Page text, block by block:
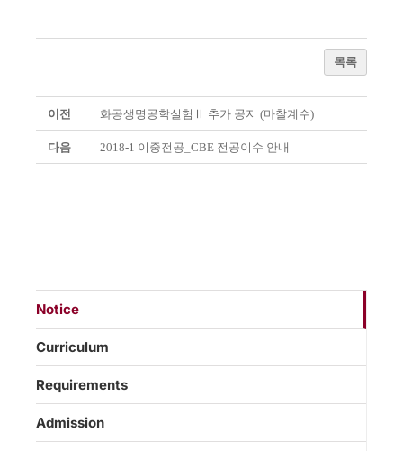
목록
이전 화공생명공학실험Ⅱ 추가 공지 (마찰계수)
다음 2018-1 이중전공_CBE 전공이수 안내
Notice
Curriculum
Requirements
Admission